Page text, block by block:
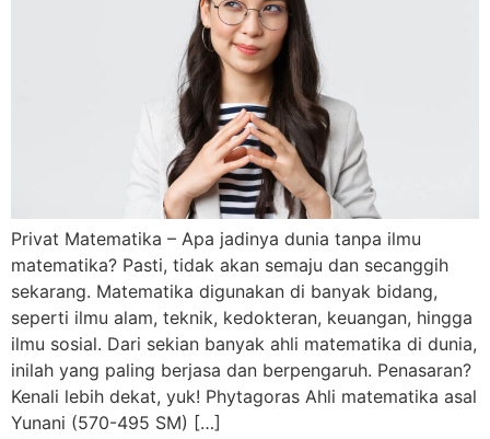
Privat Matematika – Apa jadinya dunia tanpa ilmu
matematika? Pasti, tidak akan semaju dan secanggih
sekarang. Matematika digunakan di banyak bidang,
seperti ilmu alam, teknik, kedokteran, keuangan, hingga
ilmu sosial. Dari sekian banyak ahli matematika di dunia,
inilah yang paling berjasa dan berpengaruh. Penasaran?
Kenali lebih dekat, yuk! Phytagoras Ahli matematika asal
Yunani (570-495 SM) […]